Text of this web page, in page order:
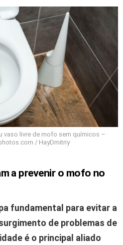
vaso livre de mofo sem químicos –
/ HayDmitriy
a prevenir o mofo no
fundamental para evitar a
de problemas de
é o principal aliado